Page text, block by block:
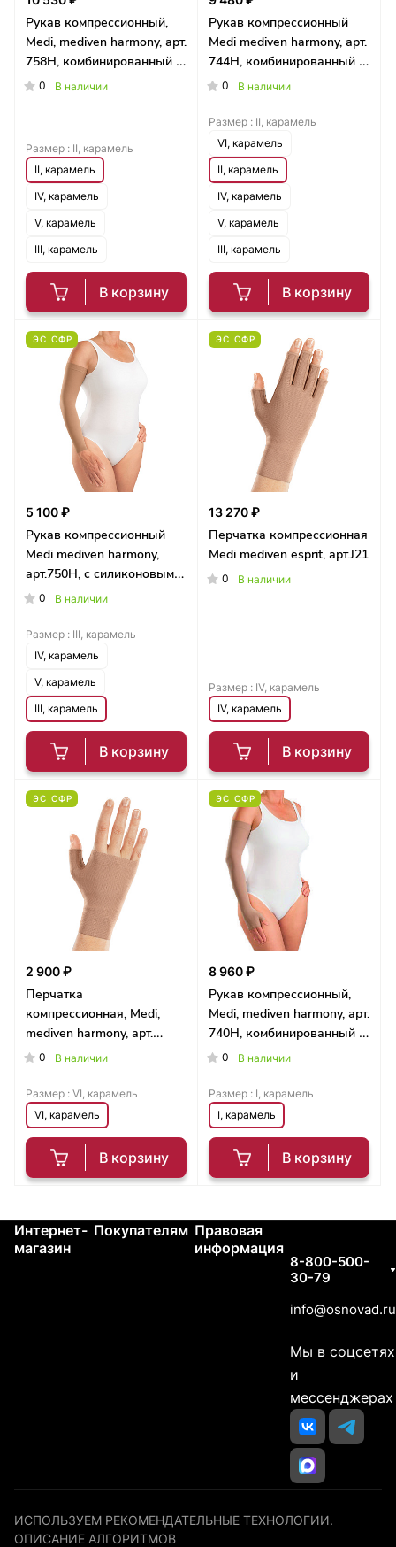
Рукав компрессионный,
Medi, mediven harmony, арт.
758H, комбинированный с
силиконовым фиксатором
0 В наличии
В корзину
Размер : II, карамель
II, карамель
IV, карамель
V, карамель
III, карамель
Рукав компрессионный
Medi mediven harmony, арт.
744H, комбинированный с
наплечником
0 В наличии
В корзину
Размер : II, карамель
VI, карамель
II, карамель
IV, карамель
V, карамель
III, карамель
ЭС СФР
5 100 ₽
Рукав компрессионный
Medi mediven harmony,
арт.750H, с силиконовым
фиксатором
0 В наличии
В корзину
Размер : III, карамель
IV, карамель
V, карамель
III, карамель
ЭС СФР
13 270 ₽
Перчатка компрессионная
Medi mediven esprit, арт.J21
0 В наличии
В корзину
Размер : IV, карамель
IV, карамель
ЭС СФР
2 900 ₽
Перчатка
компрессионная, Medi,
mediven harmony, арт.
722H
0 В наличии
В корзину
Размер : VI, карамель
VI, карамель
ЭС СФР
8 960 ₽
Рукав компрессионный,
Medi, mediven harmony, арт.
740H, комбинированный с
наплечником
0 В наличии
В корзину
Размер : I, карамель
I, карамель
Интернет-
магазин
Покупателям Правовая
информация
8-800-500-
30-79
info@osnovad.ru
Мы в соцсетях
и
мессенджерах
ИСПОЛЬЗУЕМ РЕКОМЕНДАТЕЛЬНЫЕ ТЕХНОЛОГИИ.
ОПИСАНИЕ АЛГОРИТМОВ